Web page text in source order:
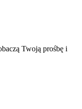
Twoją prośbę i